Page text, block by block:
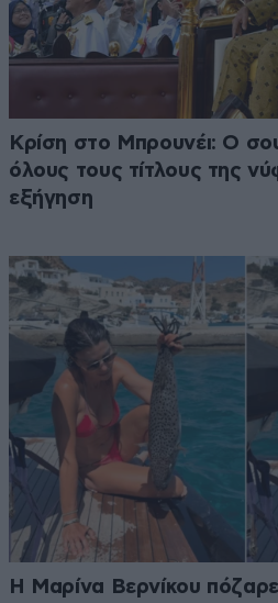
Κρίση στο Μπρουνέι: Ο
όλους τους τίτλους της
εξήγηση
Η Μαρίνα Βερνίκου